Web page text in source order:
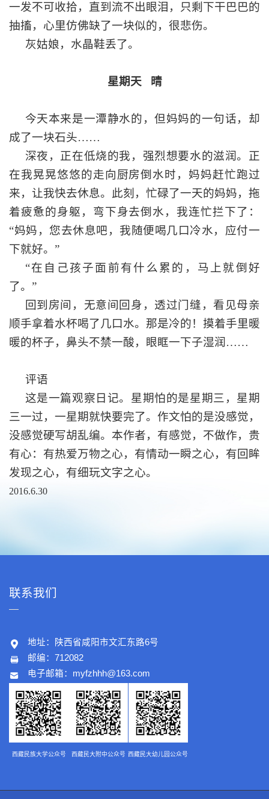
一发不可收拾，直到流不出眼泪，只剩下干巴巴的
抽搐，心里仿佛缺了一块似的，很悲伤。
灰姑娘，水晶鞋丢了。
星期天晴
今天本来是一潭静水的，但妈妈的一句话，却
成了一块石头……
深夜，正在低烧的我，强烈想要水的滋润。正
在我晃晃悠悠的走向厨房倒水时，妈妈赶忙跑过
来，让我快去休息。此刻，忙碌了一天的妈妈，拖
着疲惫的身躯，弯下身去倒水，我连忙拦下了：
“妈妈，您去休息吧，我随便喝几口冷水，应付一
下就好。”
“在自己孩子面前有什么累的，马上就倒好
了。”
回到房间，无意间回身，透过门缝，看见母亲
顺手拿着水杯喝了几口水。那是冷的！摸着手里暖
暖的杯子，鼻头不禁一酸，眼眶一下子湿润 ……
评语
这是一篇观察日记。星期怕的是星期三，星期
三一过，一星期就快要完了。作文怕的是没感觉，
没感觉硬写胡乱编。本作者，有感觉，不做作，贵
有心：有热爱万物之心，有情动一瞬之心，有回眸
发现之心，有细玩文字之心。
2016.6.30
联系我们
地址：陕西省咸阳市文汇东路6号
邮编：712082
电子邮箱： myfzhhh@163.com
西藏民族大学公众号 西藏民大附中公众号 西藏民大幼儿园公众号